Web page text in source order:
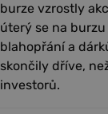
burze vzrostly
úterý se na
blahopřání a
skončily dříve,
investorů.